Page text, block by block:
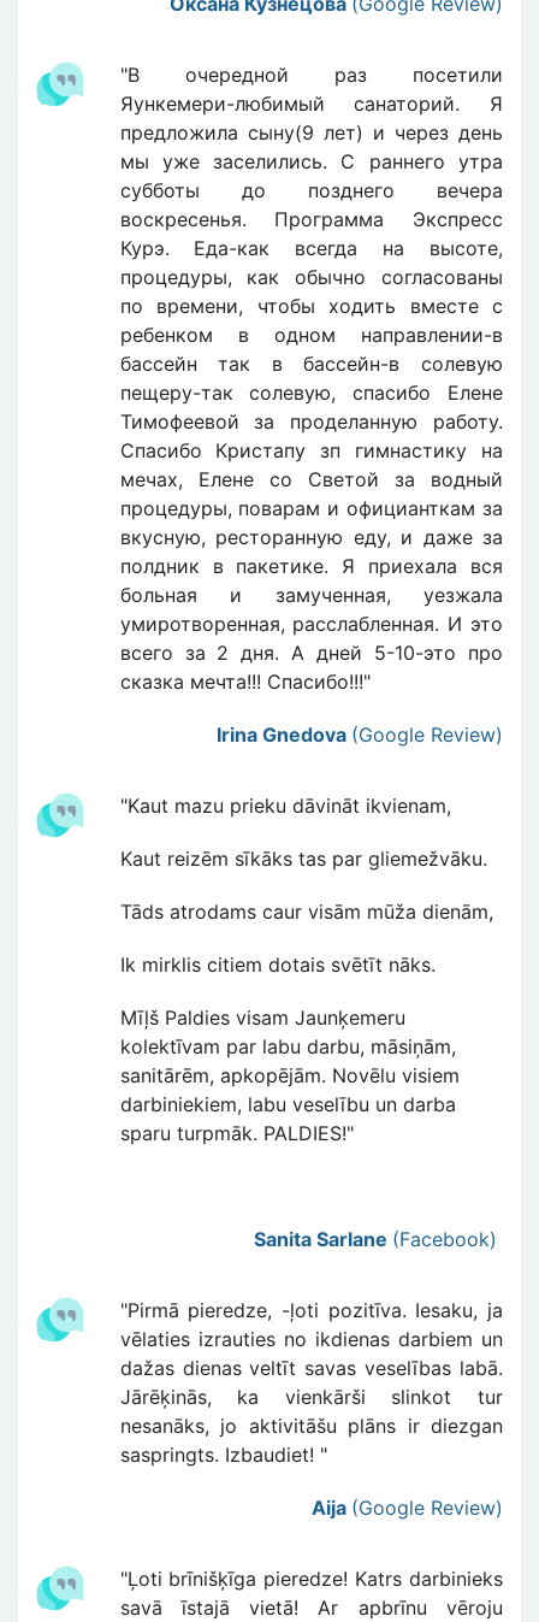
"В очередной раз посетили
Яункемери-любимый санаторий. Я
предложила сыну(9 лет) и через день
мы уже заселились. С раннего утра
субботы до позднего вечера
воскресенья. Программа Экспресс
Курэ. Еда-как всегда на высоте,
процедуры, как обычно согласованы
по времени, чтобы ходить вместе с
ребенком в одном направлении-в
бассейн так в бассейн-в солевую
пещеру-так солевую, спасибо Елене
Тимофеевой за проделанную работу.
Спасибо Кристапу зп гимнастику на
мечах, Елене со Светой за водный
процедуры, поварам и официанткам за
вкусную, ресторанную еду, и даже за
полдник в пакетике. Я приехала вся
больная и замученная, уезжала
умиротворенная, расслабленная. И это
всего за 2 дня. А дней 5-10-это про
сказка мечта!!! Спасибо!!!"
Irina Gnedova (Google Review)
"Kaut mazu prieku dāvināt ikvienam,
Kaut reizēm sīkāks tas par gliemežvāku.
Tāds atrodams caur visām mūža dienām,
Ik mirklis citiem dotais svētīt nāks.
Mīļš Paldies visam Jaunķemeru
kolektīvam par labu darbu, māsiņām,
sanitārēm, apkopējām. Novēlu visiem
darbiniekiem, labu veselību un darba
sparu turpmāk. PALDIES!"
Sanita Sarlane (Facebook)
"Pirmā pieredze, -ļoti pozitīva. Iesaku, ja
vēlaties izrauties no ikdienas darbiem un
dažas dienas veltīt savas veselības labā.
Jārēķinās, ka vienkārši slinkot tur
nesanāks, jo aktivitāšu plāns ir diezgan
saspringts. Izbaudiet! "
Aija (Google Review)
"Ļoti brīnišķīga pieredze! Katrs darbinieks
savā īstajā vietā! Ar apbrīnu vēroju